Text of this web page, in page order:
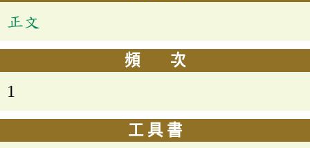
正文
頻 次
1
工 具 書